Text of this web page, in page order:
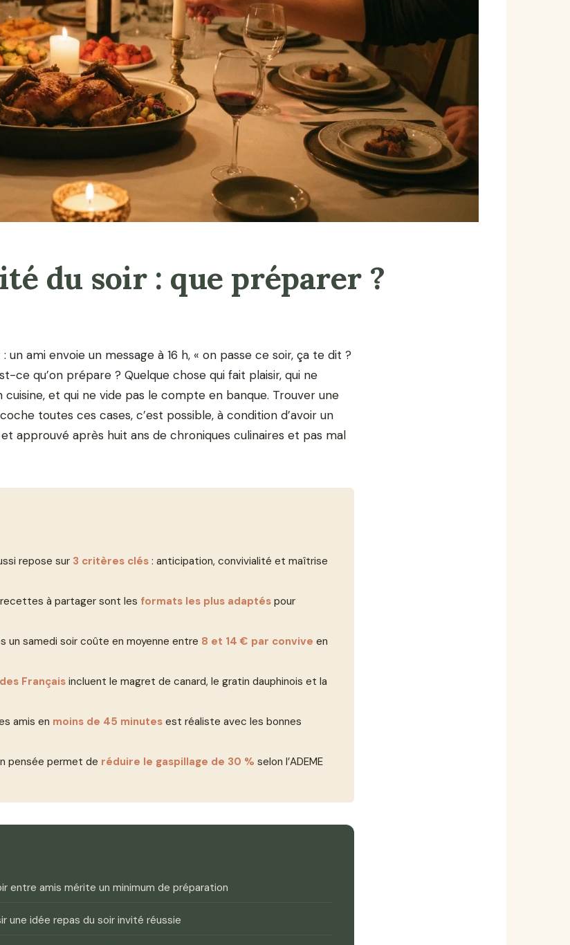
du soir : que préparer ?
ami envoie un message à 16 h, « on passe ce soir, ça te dit ?
ce qu’on prépare ? Quelque chose qui fait plaisir, qui ne
et qui ne vide pas le compte en banque. Trouver une
toutes ces cases, c’est possible, à condition d’avoir un
approuvé après huit ans de chroniques culinaires et pas mal
repose sur 3 critères clés : anticipation, convivialité et maîtrise
à partager sont les formats les plus adaptés pour
un samedi soir coûte en moyenne entre 8 et 14 € par convive en
Français incluent le magret de canard, le gratin dauphinois et la
amis en moins de 45 minutes est réaliste avec les bonnes
pensée permet de réduire le gaspillage de 30 % selon l’ADEME
entre amis mérite un minimum de préparation
une idée repas du soir invité réussie